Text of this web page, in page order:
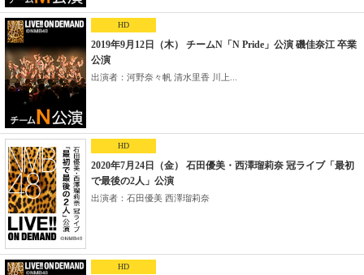
HD
2019年9月12日（木） チームN「N Pride」公演 磯佳奈江 卒業
公演
出演者：河野奈々帆 清水里香 川上...
HD
2020年7月24日（金） 石田優美・西澤瑠莉奈 冠ライブ「最初
で最後の2人」公演
出演者：石田優美 西澤瑠莉奈
HD